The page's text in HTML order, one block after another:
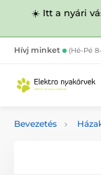
☀️ Itt a nyári
Hívj minket (Hé-Pé
Bevezetés